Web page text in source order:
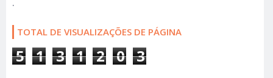
TOTAL DE VISUALIZAÇÕES DE PÁGINA
5 1 3 1 2 0 3